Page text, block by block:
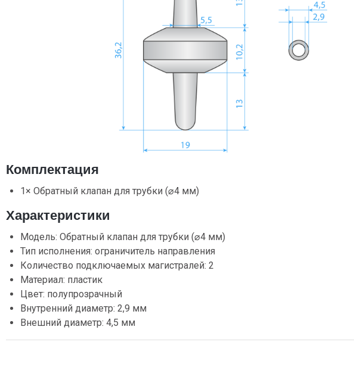
Комплектация
1× Обратный клапан для трубки (⌀4 мм)
Характеристики
Модель: Обратный клапан для трубки (⌀4 мм)
Тип исполнения: ограничитель направления
Количество подключаемых магистралей: 2
Материал: пластик
Цвет: полупрозрачный
Внутренний диаметр: 2,9 мм
Внешний диаметр: 4,5 мм